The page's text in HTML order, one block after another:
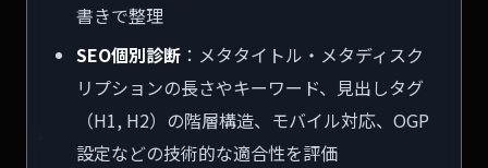
書きで整理
SEO個別診断：メタタイトル・メタディスク
リプションの長さやキーワード、見出しタグ
（H1, H2）の階層構造、モバイル対応、OGP
設定などの技術的な適合性を評価